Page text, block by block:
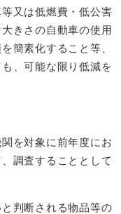
又は低燃費・低公害
きさの自動車の使用
簡素化すること等、
、可能な限り低減を
を対象に前年度にお
調査することとして
判断される物品等の